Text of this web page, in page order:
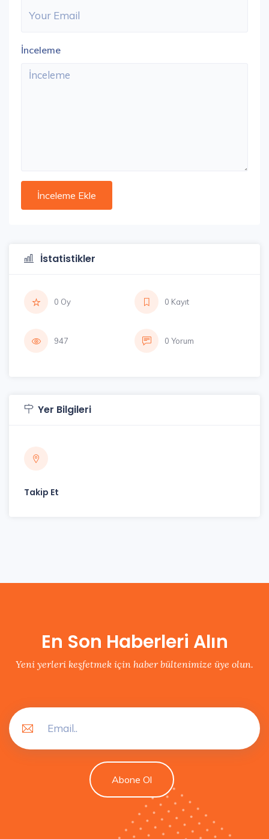
İnceleme
İstatistikler
0 Oy 0 Kayıt
947 0 Yorum
Yer Bilgileri
Takip Et
En Son Haberleri Alın
Yeni yerleri keşfetmek için haber bültenimize üye olun.
Abone Ol